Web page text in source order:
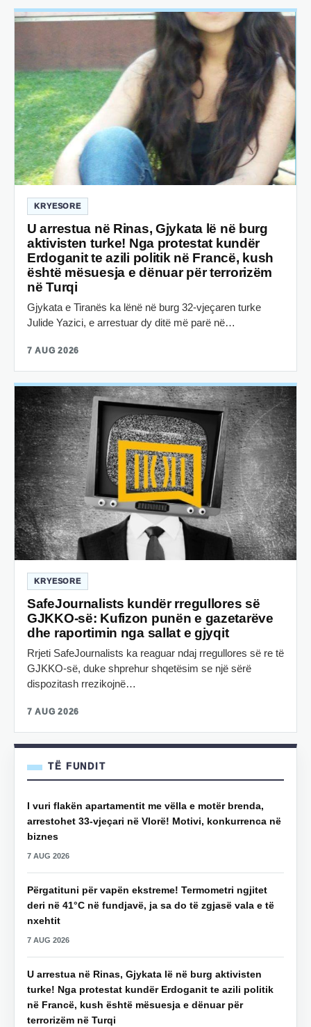
KRYESORE
U arrestua në Rinas, Gjykata lë në burg
aktivisten turke! Nga protestat kundër
Erdoganit te azili politik në Francë, kush
është mësuesja e dënuar për terrorizëm
në Turqi
Gjykata e Tiranës ka lënë në burg 32-vjeçaren turke
Julide Yazici, e arrestuar dy ditë më parë në…
7 AUG 2026
KRYESORE
SafeJournalists kundër rregullores së
GJKKO-së: Kufizon punën e gazetarëve
dhe raportimin nga sallat e gjyqit
Rrjeti SafeJournalists ka reaguar ndaj rregullores së re të
GJKKO-së, duke shprehur shqetësim se një sërë
dispozitash rrezikojnë…
7 AUG 2026
TË FUNDIT
I vuri flakën apartamentit me vëlla e motër brenda,
arrestohet 33-vjeçari në Vlorë! Motivi, konkurrenca në
biznes
7 AUG 2026
Përgatituni për vapën ekstreme! Termometri ngjitet
deri në 41°C në fundjavë, ja sa do të zgjasë vala e të
nxehtit
7 AUG 2026
U arrestua në Rinas, Gjykata lë në burg aktivisten
turke! Nga protestat kundër Erdoganit te azili politik
në Francë, kush është mësuesja e dënuar për
terrorizëm në Turqi